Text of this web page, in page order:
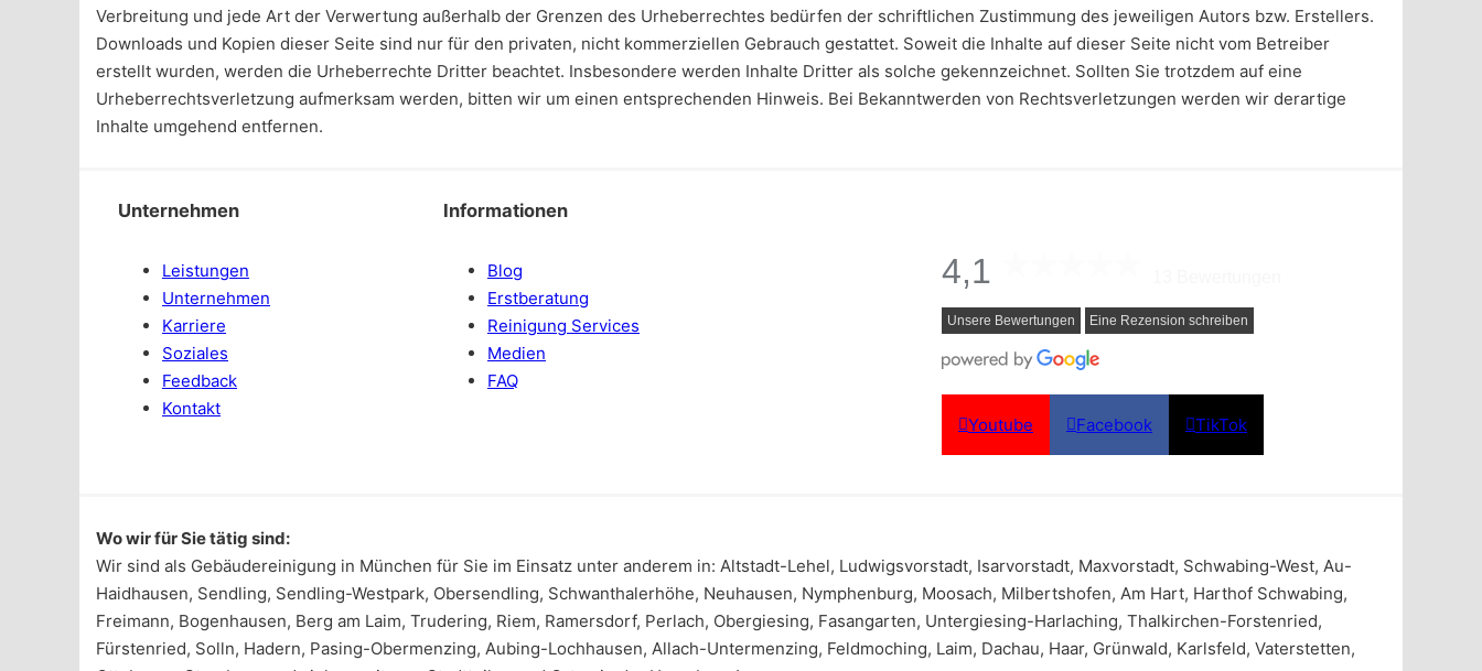
Verbreitung und jede Art der Verwertung außerhalb der Grenzen des Urheberrechtes bedürfen der schriftlichen Zustimmung des jeweiligen Autors bzw. Erstellers.
Downloads und Kopien dieser Seite sind nur für den privaten, nicht kommerziellen Gebrauch gestattet. Soweit die Inhalte auf dieser Seite nicht vom Betreiber
erstellt wurden, werden die Urheberrechte Dritter beachtet. Insbesondere werden Inhalte Dritter als solche gekennzeichnet. Sollten Sie trotzdem auf eine
Urheberrechtsverletzung aufmerksam werden, bitten wir um einen entsprechenden Hinweis. Bei Bekanntwerden von Rechtsverletzungen werden wir derartige
Inhalte umgehend entfernen.
Unternehmen
Leistungen
Unternehmen
Karriere
Soziales
Feedback
Kontakt
Informationen
Blog
Erstberatung
Reinigung Services
Medien
FAQ
4,1
Unsere Bewertungen Eine Rezension schreiben
Youtube Facebook TikTok
Wo wir für Sie tätig sind:
Wir sind als Gebäudereinigung in München für Sie im Einsatz unter anderem in: Altstadt-Lehel, Ludwigsvorstadt, Isarvorstadt, Maxvorstadt, Schwabing-West, Au-
Haidhausen, Sendling, Sendling-Westpark, Obersendling, Schwanthalerhöhe, Neuhausen, Nymphenburg, Moosach, Milbertshofen, Am Hart, Harthof Schwabing,
Freimann, Bogenhausen, Berg am Laim, Trudering, Riem, Ramersdorf, Perlach, Obergiesing, Fasangarten, Untergiesing-Harlaching, Thalkirchen-Forstenried,
Fürstenried, Solln, Hadern, Pasing-Obermenzing, Aubing-Lochhausen, Allach-Untermenzing, Feldmoching, Laim, Dachau, Haar, Grünwald, Karlsfeld, Vaterstetten,